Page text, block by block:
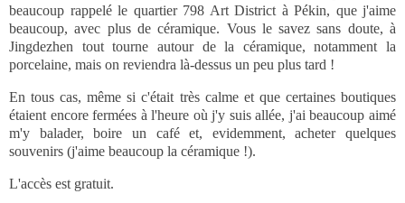
beaucoup rappelé le quartier 798 Art District à Pékin, que j'aime
beaucoup, avec plus de céramique. Vous le savez sans doute, à
Jingdezhen tout tourne autour de la céramique, notamment la
porcelaine, mais on reviendra là-dessus un peu plus tard !
En tous cas, même si c'était très calme et que certaines boutiques
étaient encore fermées à l'heure où j'y suis allée, j'ai beaucoup aimé
m'y balader, boire un café et, evidemment, acheter quelques
souvenirs (j'aime beaucoup la céramique !).
L'accès est gratuit.